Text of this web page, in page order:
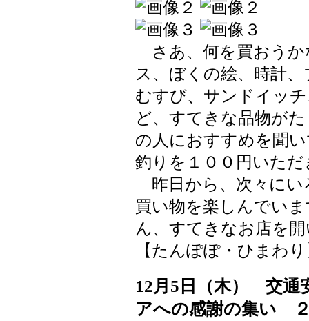
さあ、何を買おうか
ス、ぼくの絵、時計
むすび、サンドイッ
ど、すてきな品物が
の人におすすめを聞
釣りを１００円いた
昨日から、次々にい
買い物を楽しんでい
ん、すてきなお店を
【たんぽぽ・ひまわり
12月5日（木） 交通
アへの感謝の集い